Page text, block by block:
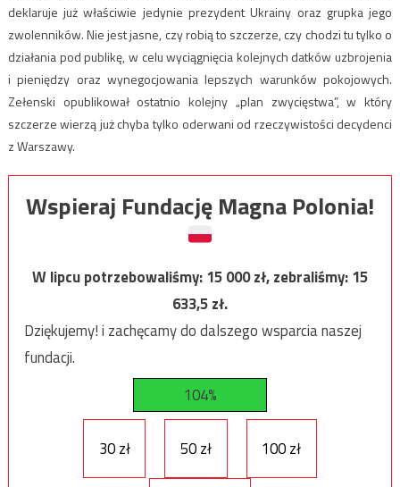
deklaruje już właściwie jedynie prezydent Ukrainy oraz grupka jego
zwolenników. Nie jest jasne, czy robią to szczerze, czy chodzi tu tylko o
działania pod publikę, w celu wyciągnięcia kolejnych datków uzbrojenia
i pieniędzy oraz wynegocjowania lepszych warunków pokojowych.
Zełenski opublikował ostatnio kolejny „plan zwycięstwa”, w który
szczerze wierzą już chyba tylko oderwani od rzeczywistości decydenci
z Warszawy.
Wspieraj Fundację Magna Polonia!
W lipcu potrzebowaliśmy:15 000zł, zebraliśmy:15
633,5zł.
Dziękujemy! i zachęcamy do dalszego wsparcia naszej
fundacji.
104%
30 zł 50 zł 100 zł